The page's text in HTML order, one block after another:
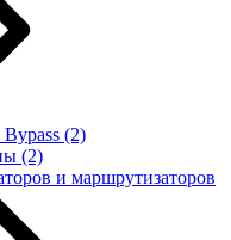
(2)
(2)
и маршрутизаторов